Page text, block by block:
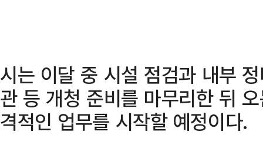
시는 이달 중 시설 점검과 내부
관 등 개청 준비를 마무리한 뒤
격적인 업무를 시작할 예정이다.